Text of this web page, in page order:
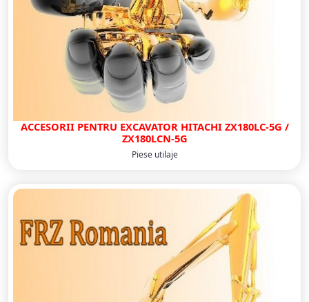
ACCESORII PENTRU EXCAVATOR HITACHI ZX180LC-5G /
ZX180LCN-5G
Piese utilaje